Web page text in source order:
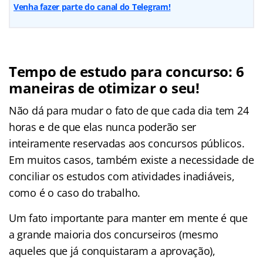
Venha fazer parte do canal do Telegram!
Tempo de estudo para concurso: 6
maneiras de otimizar o seu!
Não dá para mudar o fato de que cada dia tem 24
horas e de que elas nunca poderão ser
inteiramente reservadas aos concursos públicos.
Em muitos casos, também existe a necessidade de
conciliar os estudos com atividades inadiáveis,
como é o caso do trabalho.
Um fato importante para manter em mente é que
a grande maioria dos concurseiros (mesmo
aqueles que já conquistaram a aprovação),